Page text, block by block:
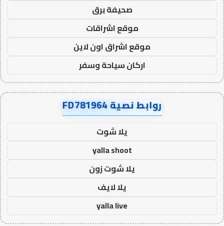
صحيفة برق
موقع اشراقات
موقع اشراق اون لاين
اركان سياحة وسفر
روابط نصية FD781964
يلا شوت
yalla shoot
يلا شوت زون
يلا لايف
yalla live